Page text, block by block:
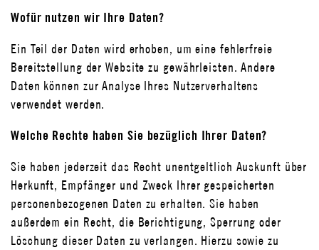
Wofür nutzen wir Ihre Daten?
Ein Teil der Daten wird erhoben, um eine fehlerfreie
Bereitstellung der Website zu gewährleisten. Andere
Daten können zur Analyse Ihres Nutzerverhaltens
verwendet werden.
Welche Rechte haben Sie bezüglich Ihrer Daten?
Sie haben jederzeit das Recht unentgeltlich Auskunft über
Herkunft, Empfänger und Zweck Ihrer gespeicherten
personenbezogenen Daten zu erhalten. Sie haben
außerdem ein Recht, die Berichtigung, Sperrung oder
Löschung dieser Daten zu verlangen. Hierzu sowie zu